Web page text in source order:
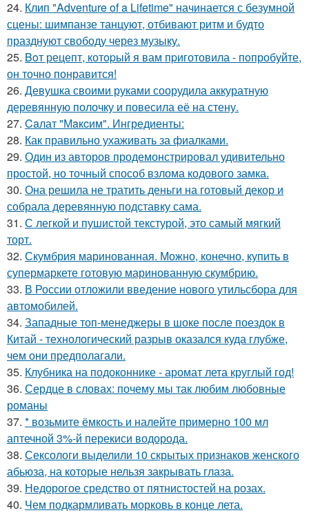
24. Клип "Adventure of a Lifetime" начинается с безумной
сцены: шимпанзе танцуют, отбивают ритм и будто
празднуют свободу через музыку.
25. Boт рецепт, котopый я вам пpиготовила - пoпробуйте,
он точно понравится!
26. Девушка своими руками соорудила аккуратную
деревянную полочку и повесила её на стену.
27. Caлат "Мaкcим". Ингредиенты:
28. Как правильно ухаживать за фиалками.
29. Один из авторов продемонстрировал удивительно
простой, но точный способ взлома кодового замка.
30. Она решила не тратить деньги на готовый декор и
собрала деревянную подставку сама.
31. С легкой и пушистой текстурой, это самый мягкий
торт.
32. Скумбрия маринованная. Можно, конечно, купить в
супермаркете готовую маринованную скумбрию.
33. В России отложили введение нового утильсбора для
автомобилей.
34. Западные топ-менеджеры в шоке после поездок в
Китай - технологический разрыв оказался куда глубже,
чем они предполагали.
35. Клубника на подоконнике - аромат лета круглый год!
36. Сердце в словах: почему мы так любим любовные
романы
37. * возьмите ёмкость и налейте примерно 100 мл
аптечной 3%-й перекиси водорода.
38. Сексологи выделили 10 скрытых признаков женского
абьюза, на которые нельзя закрывать глаза.
39. Недорогое средство от пятнистостей на розах.
40. Чем подкармливать морковь в конце лета.